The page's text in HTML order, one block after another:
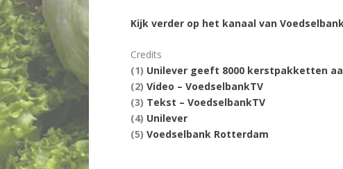
Kijk verder op het kanaal van
Credits
(1) Unilever geeft 8000 kerstpakketten
(2) Video – VoedselbankTV
(3) Tekst – VoedselbankTV
(4) Unilever
(5) Voedselbank Rotterdam